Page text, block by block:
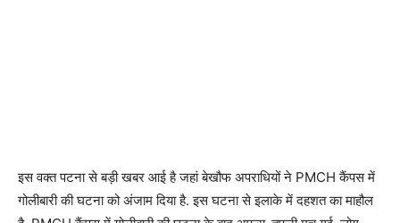
इस वक्त पटना से बड़ी खबर आई है जहां बेखौफ अपराधियों ने PMCH कैंपस में
गोलीबारी की घटना को अंजाम दिया है. इस घटना से इलाके में दहशत का माहौल